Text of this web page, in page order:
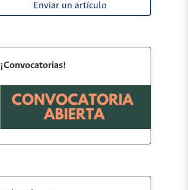
Enviar un artículo
¡Convocatorias!